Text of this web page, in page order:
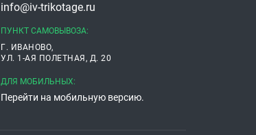
info@iv-trikotage.ru
ПУНКТ САМОВЫВОЗА:
Г. ИВАНОВО,
УЛ. 1-АЯ ПОЛЕТНАЯ, Д. 20
ДЛЯ МОБИЛЬНЫХ:
Перейти на мобильную версию.